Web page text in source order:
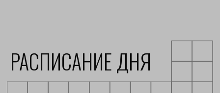
оставить заявку
Мы ответим на интересующие вас
вопросы и договоримся о встрече